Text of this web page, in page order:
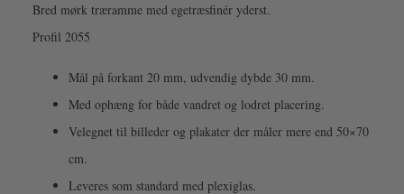
Bred mørk træramme med egetræsfinér yderst.
Profil 2055
Mål på forkant 20 mm, udvendig dybde 30 mm.
Med ophæng for både vandret og lodret placering.
Velegnet til billeder og plakater der måler mere end 50×70
cm.
Leveres som standard med plexiglas.